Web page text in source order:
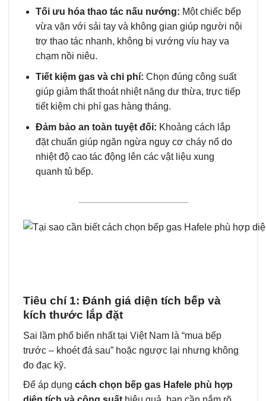
Tối ưu hóa thao tác nấu nướng: Một chiếc bếp
vừa vặn với sải tay và không gian giúp người nội
trợ thao tác nhanh, không bị vướng víu hay va
chạm nồi niêu.
Tiết kiệm gas và chi phí: Chọn đúng công suất
giúp giảm thất thoát nhiệt năng dư thừa, trực tiếp
tiết kiệm chi phí gas hàng tháng.
Đảm bảo an toàn tuyệt đối: Khoảng cách lắp
đặt chuẩn giúp ngăn ngừa nguy cơ cháy nổ do
nhiệt độ cao tác động lên các vật liệu xung
quanh tủ bếp.
Tiêu chí 1: Đánh giá diện tích bếp và
kích thước lắp đặt
Sai lầm phổ biến nhất tại Việt Nam là “mua bếp
trước – khoét đá sau” hoặc ngược lại nhưng không
đo đạc kỹ.
Để áp dụng cách chọn bếp gas Hafele phù hợp